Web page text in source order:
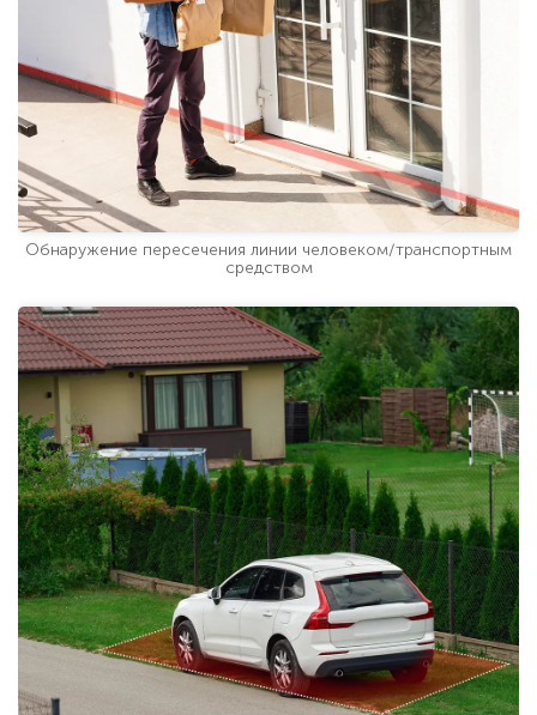
Обнаружение пересечения линии человеком/транспортным
средством